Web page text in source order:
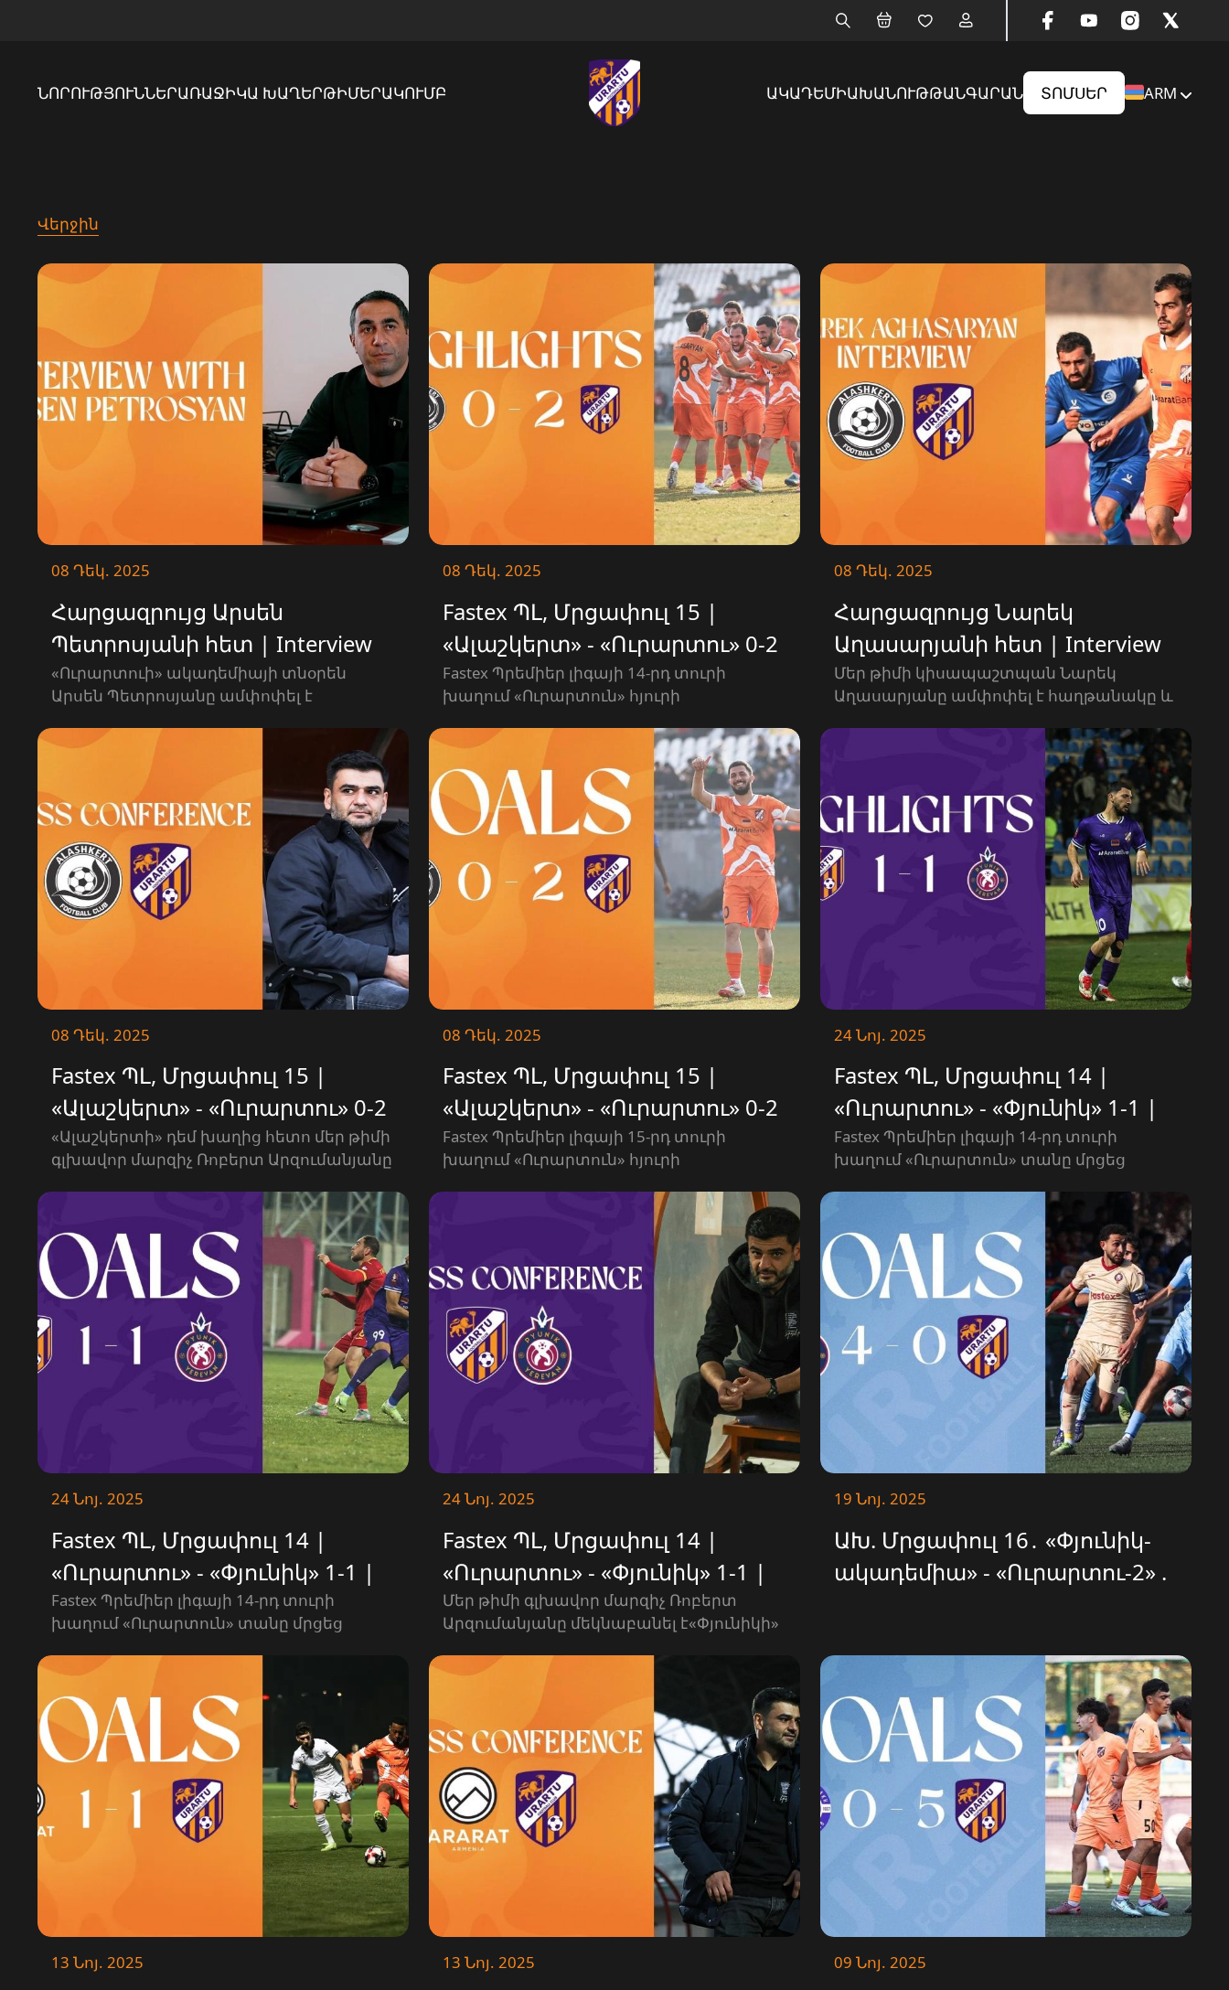
ՆՈՐՈՒԹՅՈՒՆՆԵՐԱՌԱՋԻԿԱ ԽԱՂԵՐԹԻՄԵՐԱԿՈՒՄԲ ԱԿԱԴԵՄԻԱԽԱՆՈՒԹԹԱՆԳԱՐԱՆ ՏՈՄՍԵՐ ARM
Վերջին
08 Դեկ. 2025
Հարցազրույց Արսեն
Պետրոսյանի հետ | Interview
with Arsen Petrosyan
«Ուրարտուի» ակադեմիայի տնօրեն
Արսեն Պետրոսյանը ամփոփել է
արդյունքներն ու խոսել մի շարք կարևոր
թեմաներից։
08 Դեկ. 2025
Fastex ՊԼ, Մրցափուլ 15 |
«Ալաշկերտ» - «Ուրարտու» 0-2
| ՎՏԱՆԳԱՎՈՐ ՊԱՀԵՐ
Fastex Պրեմիեր լիգայի 14-րդ տուրի
խաղում «Ուրարտուն» հյուրի
հետ։ Հանդիպումն ավարտվեց 0-2
հաշվով։
08 Դեկ. 2025
Հարցազրույց Նարեկ
Աղասարյանի հետ | Interview
with Narek Aghasaryan
Մեր թիմի կիսապաշտպան Նարեկ
Աղասարյանը ամփոփել է հաղթանակը և
08 Դեկ. 2025
Fastex ՊԼ, Մրցափուլ 15 |
«Ալաշկերտ» - «Ուրարտու» 0-2
| ՄԱՄՈՒԼԻ ԱՍՈՒԼԻՍ
«Ալաշկերտի» դեմ խաղից հետո մեր թիմի
գլխավոր մարզիչ Ռոբերտ Արզումանյանը
08 Դեկ. 2025
Fastex ՊԼ, Մրցափուլ 15 |
«Ալաշկերտ» - «Ուրարտու» 0-2
| ԳՈԼԵՐ
Fastex Պրեմիեր լիգայի 15-րդ տուրի
խաղում «Ուրարտուն» հյուրի
հետ և հաղթեց 2-0 հաշվով։
24 Նոյ. 2025
Fastex ՊԼ, Մրցափուլ 14 |
«Ուրարտու» - «Փյունիկ» 1-1 |
ՎՏԱՆԳԱՎՈՐ ՊԱՀԵՐ
Fastex Պրեմիեր լիգայի 14-րդ տուրի
խաղում «Ուրարտուն» տանը մրցեց
24 Նոյ. 2025
Fastex ՊԼ, Մրցափուլ 14 |
«Ուրարտու» - «Փյունիկ» 1-1 |
ԳՈԼԵՐ
Fastex Պրեմիեր լիգայի 14-րդ տուրի
խաղում «Ուրարտուն» տանը մրցեց
ավարտվեց 1-1 հաշվով։
24 Նոյ. 2025
Fastex ՊԼ, Մրցափուլ 14 |
«Ուրարտու» - «Փյունիկ» 1-1 |
ՄԱՄՈՒԼԻ ԱՍՈՒԼԻՍ
Մեր թիմի գլխավոր մարզիչ Ռոբերտ
Արզումանյանը մեկնաբանել է«Փյունիկի»
19 Նոյ. 2025
ԱԽ. Մրցափուլ 16․ «Փյունիկ-
ակադեմիա» - «Ուրարտու-2» .
13 Նոյ. 2025 13 Նոյ. 2025 09 Նոյ. 2025